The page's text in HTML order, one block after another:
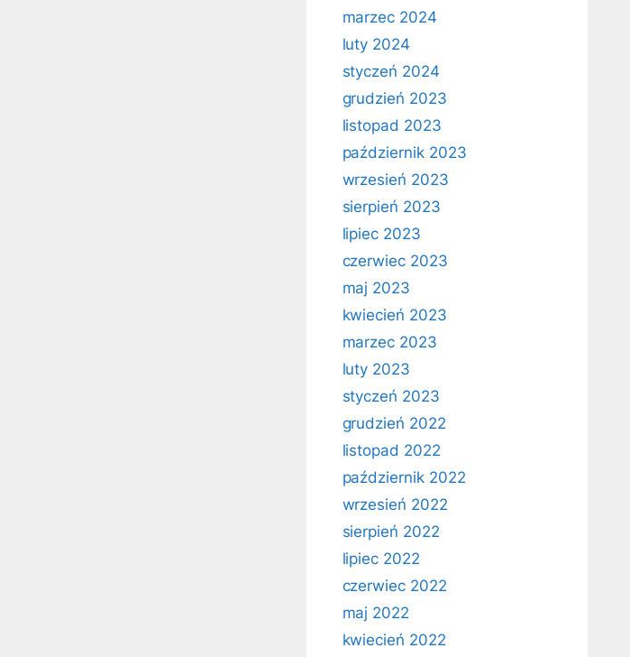
marzec 2024
luty 2024
styczeń 2024
grudzień 2023
listopad 2023
październik 2023
wrzesień 2023
sierpień 2023
lipiec 2023
czerwiec 2023
maj 2023
kwiecień 2023
marzec 2023
luty 2023
styczeń 2023
grudzień 2022
listopad 2022
październik 2022
wrzesień 2022
sierpień 2022
lipiec 2022
czerwiec 2022
maj 2022
kwiecień 2022